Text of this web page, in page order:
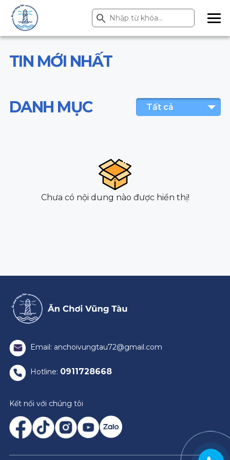
Search
for:
Search Button
ME
NU
TIN MỚI NHẤT
DANH MỤC Tất cả
Chưa có nội dung nào được hiển thị!
Email: anchoivungtau72@gmail.com
Hotline: 0911728668
Kết nối với chúng tôi